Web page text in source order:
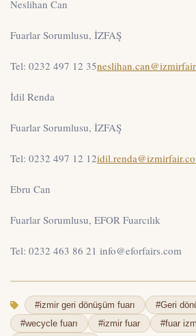
Neslihan Can
Fuarlar Sorumlusu, İZFAŞ
Tel: 0232 497 12 35
İdil Renda
Fuarlar Sorumlusu, İZFAŞ
Tel: 0232 497 12 12
Ebru Can
Fuarlar Sorumlusu, EFOR Fuarcılık
Tel: 0232 463 86 21 info@eforfairs.com
#izmir geri dönüşüm fuarı
#Geri
#wecycle fuarı
#izmir fuar
#fuar